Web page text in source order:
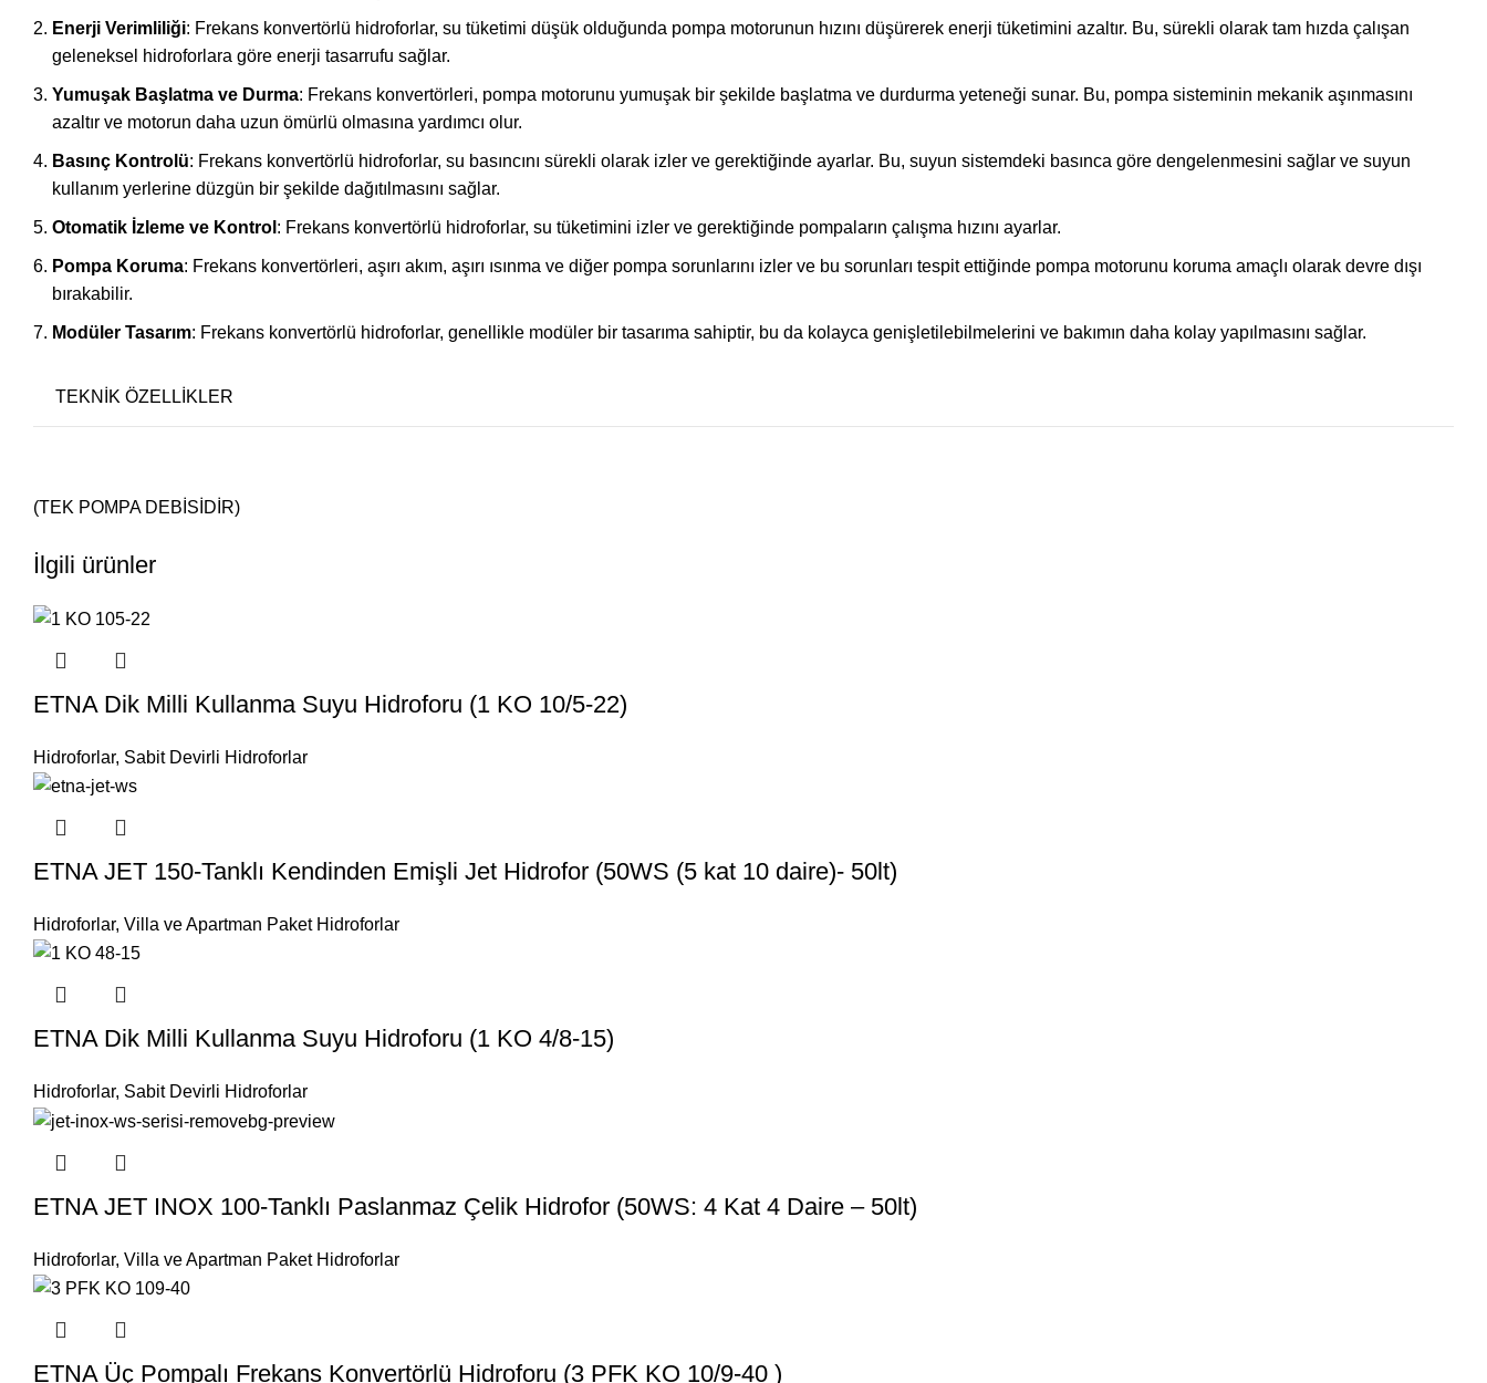
Enerji Verimliliği: Frekans konvertörlü hidroforlar, su tüketimi düşük olduğunda pompa motorunun hızını düşürerek enerji tüketimini azaltır. Bu, sürekli olarak tam hızda çalışan
geleneksel hidroforlara göre enerji tasarrufu sağlar.
Yumuşak Başlatma ve Durma: Frekans konvertörleri, pompa motorunu yumuşak bir şekilde başlatma ve durdurma yeteneği sunar. Bu, pompa sisteminin mekanik aşınmasını
azaltır ve motorun daha uzun ömürlü olmasına yardımcı olur.
Basınç Kontrolü: Frekans konvertörlü hidroforlar, su basıncını sürekli olarak izler ve gerektiğinde ayarlar. Bu, suyun sistemdeki basınca göre dengelenmesini sağlar ve suyun
kullanım yerlerine düzgün bir şekilde dağıtılmasını sağlar.
Otomatik İzleme ve Kontrol : Frekans konvertörlü hidroforlar, su tüketimini izler ve gerektiğinde pompaların çalışma hızını ayarlar.
Pompa Koruma: Frekans konvertörleri, aşırı akım, aşırı ısınma ve diğer pompa sorunlarını izler ve bu sorunları tespit ettiğinde pompa motorunu koruma amaçlı olarak devre dışı
bırakabilir.
Modüler Tasarım: Frekans konvertörlü hidroforlar, genellikle modüler bir tasarıma sahiptir, bu da kolayca genişletilebilmelerini ve bakımın daha kolay yapılmasını sağlar.
TEKNİK ÖZELLİKLER
(TEK POMPA DEBİSİDİR)
İlgili ürünler
ETNA Dik Milli Kullanma Suyu Hidroforu (1 KO 10/5-22)
Hidroforlar, Sabit Devirli Hidroforlar
ETNA JET 150-Tanklı Kendinden Emişli Jet Hidrofor (50WS (5 kat 10 daire)- 50lt)
Hidroforlar, Villa ve Apartman Paket Hidroforlar
ETNA Dik Milli Kullanma Suyu Hidroforu (1 KO 4/8-15)
Hidroforlar, Sabit Devirli Hidroforlar
ETNA JET INOX 100-Tanklı Paslanmaz Çelik Hidrofor (50WS: 4 Kat 4 Daire – 50lt)
Hidroforlar, Villa ve Apartman Paket Hidroforlar
ETNA Üç Pompalı Frekans Konvertörlü Hidroforu (3 PFK KO 10/9-40 )